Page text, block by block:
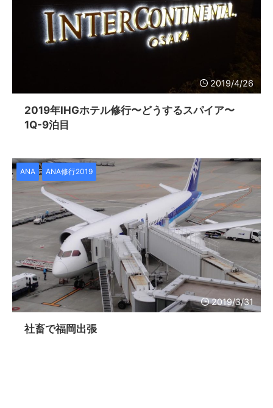
2019/4/26
2019年IHGホテル修行〜どうするスパイア〜
1Q-9泊目
2019/3/31
ANA ANA修行2019
社畜で福岡出張